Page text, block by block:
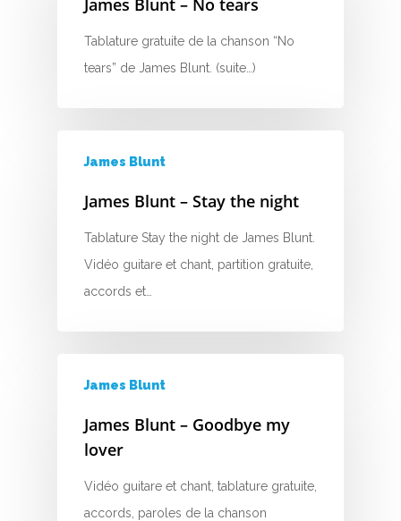
James Blunt – No tears
Tablature gratuite de la chanson “No
tears” de James Blunt. (suite…)
James Blunt
James Blunt – Stay the night
Tablature Stay the night de James Blunt.
Vidéo guitare et chant, partition gratuite,
accords et…
James Blunt
James Blunt – Goodbye my
lover
Vidéo guitare et chant, tablature gratuite,
accords, paroles de la chanson
H
I
K
M
N
P
R
T